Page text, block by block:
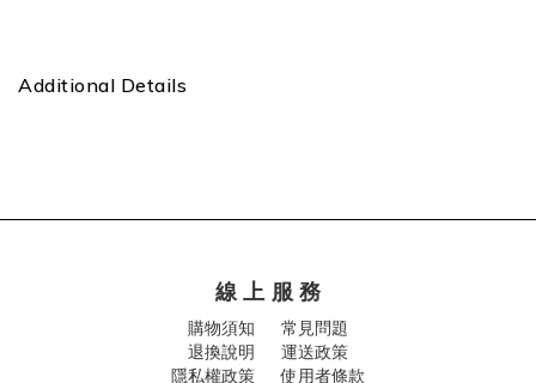
Additional Details
線 上 服 務
購物須知 常見問題
退換說明
運送政策
隱私權政策 使用者條款